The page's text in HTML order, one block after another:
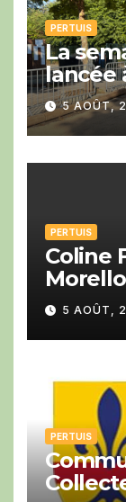
PERTUIS
La
lancée
5 AOÛT,
PERTUIS
Coline
Band
5 AOÛT,
PERTUIS